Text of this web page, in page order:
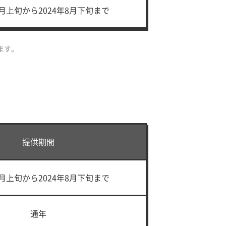
上旬から2024年8月下旬まで
。
提供期間
上旬から2024年8月下旬まで
通年